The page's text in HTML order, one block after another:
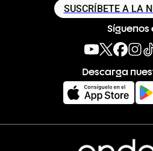
SUSCRÍBETE A LA
Síguenos
Descarga